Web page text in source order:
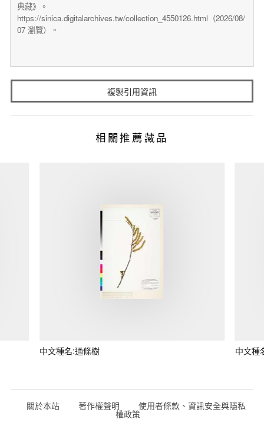
複製引用資訊
相關推薦藏品
中文種名:通條樹 中文種
關於本站 著作權聲明 使用者條款、資訊安全與隱私
權政策